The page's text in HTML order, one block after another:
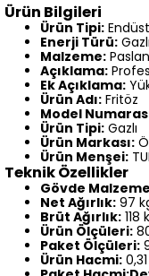
Ürün Bilgileri
Ürün Tipi:
Enerji Türü: Gazlı
Malzeme:
Açıklama:
Ek Açıklama:
Ürün Adı: Fritöz
Model
Ürün Tipi: Gazlı
Ürün Markası:
Ürün Menşei:
Teknik Özellikler
Gövde
Net Ağırlık: 97
Brüt Ağırlık: 118
Ürün Ölçüleri:
Paket Ölçüleri:
Ürün Hacmi: